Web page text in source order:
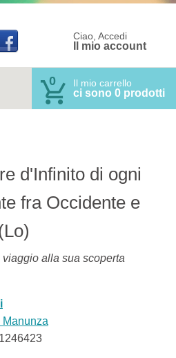
Ciao, Accedi
Il mio account
0 Il mio carrello
ci sono 0 prodotti
d'Infinito di ogni
fra Occidente e
alla sua scoperta
Manunza